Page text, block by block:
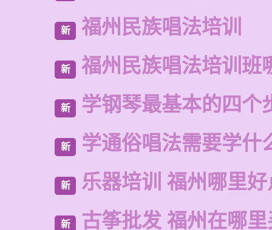
新 福州民族唱法培训
新 福州民族唱法培训班
新 学钢琴最基本的四个
新 学通俗唱法需要学什
新 乐器培训 福州哪里
新 古筝批发 福州在哪